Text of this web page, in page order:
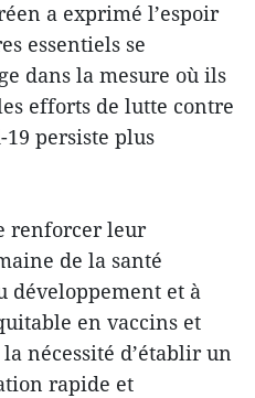
a exprimé l’espoir
essentiels se
dans la mesure où ils
efforts de lutte contre
persiste plus
renforcer leur
de la santé
développement et à
en vaccins et
nécessité d’établir un
rapide et